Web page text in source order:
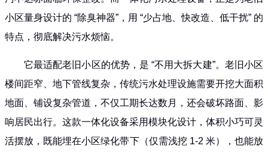
小区量身设计的 “除臭神器”，用 “少占地、快改造、低干扰” 的
特点，彻底解决污水烦恼。
它最适配老旧小区的优势，是 “不用大拆大建”。老旧小区
楼间距窄、地下管线复杂，传统污水处理设施需要开挖大面积
地面、铺设复杂管道，不仅工期长达数月，还会破坏路面、影
响居民出行。这款一体化设备采用模块化设计，体积小巧可灵
活摆放，既能埋在小区绿化带下（仅需浅挖 1-2 米），也能放